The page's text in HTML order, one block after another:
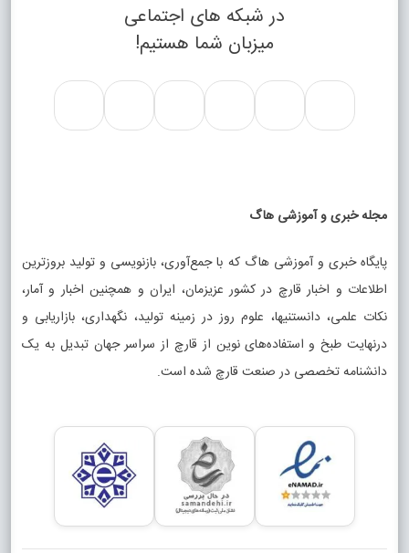
در شبکه های اجتماعی
میزبان شما هستیم!
مجله خبری و آموزشی هاگ
پایگاه خبری و آموزشی هاگ که با جمع‌آوری، بازنویسی و تولید بروزترین
اطلاعات و اخبار قارچ در کشور عزیزمان، ایران و همچنین اخبار و آمار،
نکات علمی، دانستنیها، علوم روز در زمینه تولید، نگهداری، بازاریابی و
درنهایت طبخ و استفاده‌های نوین از قارچ از سراسر جهان تبدیل به یک
دانشنامه تخصصی در صنعت قارچ شده است.